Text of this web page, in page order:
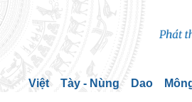
Việt Tày - Nùng Dao